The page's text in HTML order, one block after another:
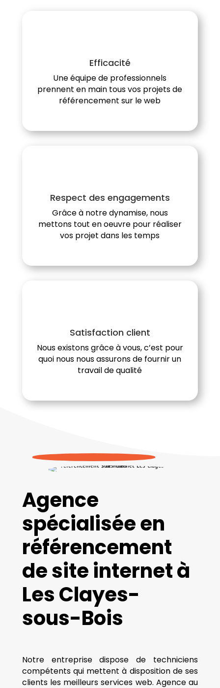
Efficacité
Une équipe de professionnels
prennent en main tous vos projets de
référencement sur le web
Respect des engagements
Grâce à notre dynamise, nous
mettons tout en oeuvre pour réaliser
vos projet dans les temps
Satisfaction client
Nous existons grâce à vous, c’est pour
quoi nous nous assurons de fournir un
travail de qualité
Agence
spécialisée en
référencement
de site internet à
Les Clayes-
sous-Bois
Notre entreprise dispose de techniciens
compétents qui mettent à disposition de ses
clients les meilleurs services web. Agence au